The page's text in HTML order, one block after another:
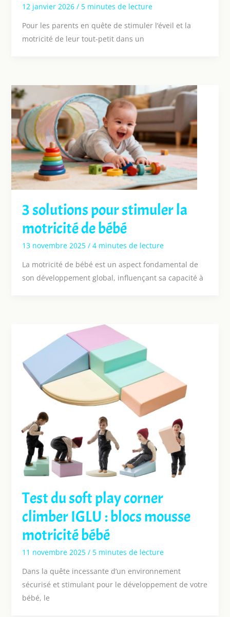
12 janvier 2026 / 5 minutes de lecture
Pour les parents en quête de stimuler l’éveil et la
motricité de leur tout-petit dans un
3 solutions pour stimuler la
motricité de bébé
13 novembre 2025 / 4 minutes de lecture
La motricité de bébé est un aspect fondamental de
son développement global, influençant sa capacité à
Test du soft play corner
climber IGLU : blocs mousse
motricité bébé
11 novembre 2025 / 5 minutes de lecture
Dans la quête incessante d’un environnement
sécurisé et stimulant pour le développement de votre
bébé, le